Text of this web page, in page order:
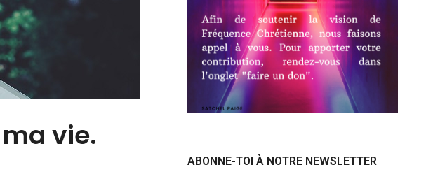
vie.
ABONNE-TOI À NOTRE NEWSLETTER